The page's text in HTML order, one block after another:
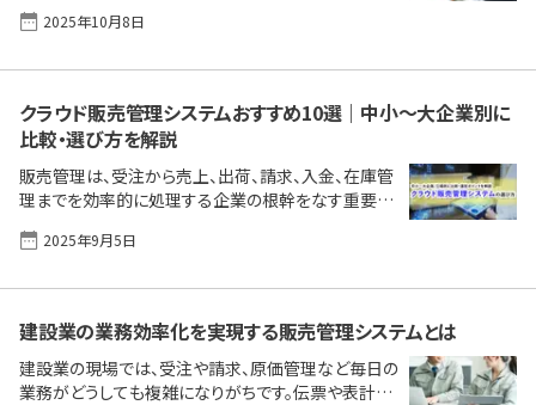
けれど、どう改善したらいいか分からない」──こんな
悩みを抱えていませんか？ 売掛金が予定どおりに回
らあります。 本記事では、売掛金管理の基本から実務
の流れ、つまずきやすいポイント、そしてExcelとシステ
ムの使い分けや支援ツールの選び方まで、実務で本当
に役立つポイントを整理しました。日々の資金繰りや
管理に少しでも不安や手間を感じている方は、ぜひご
覧く [&hellip;]
2025年10月8日
クラウド販売管理システムおすすめ10選｜中小〜大企業別に
比較・選び方を解説
販売管理は、受注から売上、出荷、請求、入金、在庫管
理までを効率的に処理する企業の根幹をなす重要な
Excelによる管理が主流でしたが、電子帳簿保存法や
に、クラウド型の需要が昨今急速に高まっています。
本記事では、クラウド型販売管理システムの導入効果
を中小企業、情報システム部門、大企業の三層に分け
て紹介。それぞれの課題解決に合った特長を持つおす
すめ製品を比較し、導入のメリット・デメリット、効果、
2025年9月5日
建設業の業務効率化を実現する販売管理システムとは
建設業の現場では、受注や請求、原価管理など毎日の
業務がどうしても複雑になりがちです。伝票や表計算